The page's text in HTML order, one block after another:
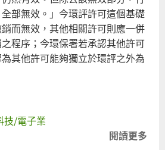
部無效。」今環評許可這個基礎
而無效，其他相關許可則應一併
程序；今環保署若承認其他許可
其他許可能夠獨立於環評之外為
技/電子業
閱讀更多